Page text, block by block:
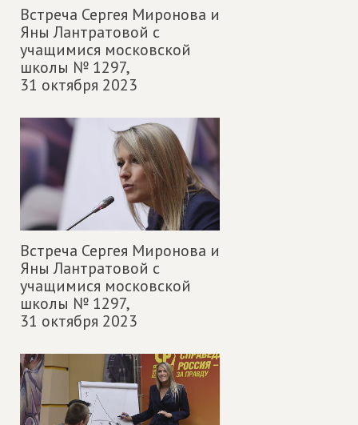
Встреча Сергея Миронова и
Яны Лантратовой с
учащимися московской
школы № 1297,
31 октября 2023
Встреча Сергея Миронова и
Яны Лантратовой с
учащимися московской
школы № 1297,
31 октября 2023